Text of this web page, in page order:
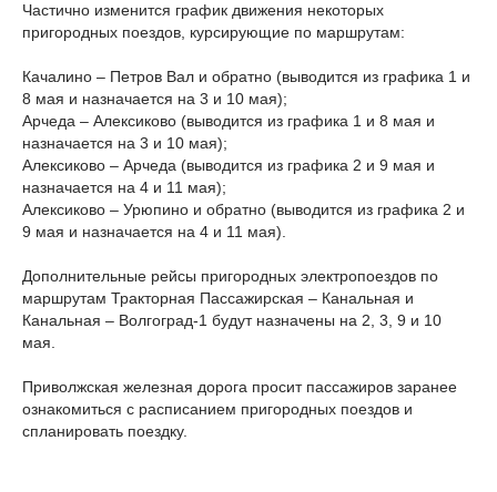
Частично изменится график движения некоторых
пригородных поездов, курсирующие по маршрутам:
Качалино – Петров Вал и обратно (выводится из графика 1 и
8 мая и назначается на 3 и 10 мая);
Арчеда – Алексиково (выводится из графика 1 и 8 мая и
назначается на 3 и 10 мая);
Алексиково – Арчеда (выводится из графика 2 и 9 мая и
назначается на 4 и 11 мая);
Алексиково – Урюпино и обратно (выводится из графика 2 и
9 мая и назначается на 4 и 11 мая).
Дополнительные рейсы пригородных электропоездов по
маршрутам Тракторная Пассажирская – Канальная и
Канальная – Волгоград-1 будут назначены на 2, 3, 9 и 10
мая.
Приволжская железная дорога просит пассажиров заранее
ознакомиться с расписанием пригородных поездов и
спланировать поездку.